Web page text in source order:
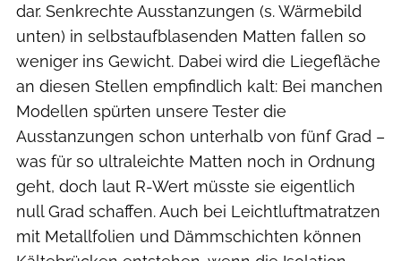
dar. Senkrechte Ausstanzungen (s. Wärmebild
unten) in selbstaufblasenden Matten fallen so
weniger ins Gewicht. Dabei wird die Liegefläche
an diesen Stellen empfindlich kalt: Bei manchen
Modellen spürten unsere Tester die
Ausstanzungen schon unterhalb von fünf Grad –
was für so ultraleichte Matten noch in Ordnung
geht, doch laut R-Wert müsste sie eigentlich
null Grad schaffen. Auch bei Leichtluftmatratzen
mit Metallfolien und Dämmschichten können